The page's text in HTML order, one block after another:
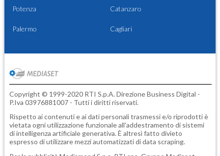
Potenza Catanzaro
Palermo Cagliari
Copyright © 1999-2020 RTI S.p.A. Direzione Business Digital -
P.Iva 03976881007 - Tutti i diritti riservati.
Rispetto ai contenuti e ai dati personali trasmessi e/o riprodotti è
vietata ogni utilizzazione funzionale all'addestramento di sistemi
di intelligenza artificiale generativa. È altresì fatto divieto
espresso di utilizzare mezzi automatizzati di data scraping.